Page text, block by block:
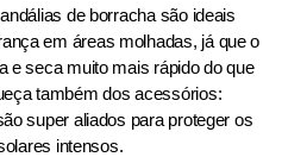
de borracha são ideais
em áreas molhadas, já que o
e seca muito mais rápido do que
também dos acessórios:
super aliados para proteger os
intensos.